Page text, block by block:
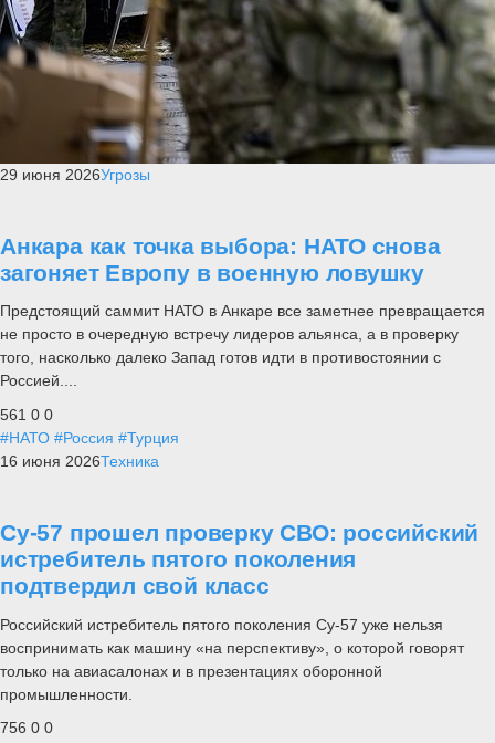
29 июня 2026Угрозы
Анкара как точка выбора: НАТО снова
загоняет Европу в военную ловушку
Предстоящий саммит НАТО в Анкаре все заметнее превращается
не просто в очередную встречу лидеров альянса, а в проверку
того, насколько далеко Запад готов идти в противостоянии с
Россией....
561 0 0
#НАТО #Россия #Турция
16 июня 2026Техника
Су-57 прошел проверку СВО: российский
истребитель пятого поколения
подтвердил свой класс
Российский истребитель пятого поколения Су-57 уже нельзя
воспринимать как машину «на перспективу», о которой говорят
только на авиасалонах и в презентациях оборонной
промышленности.
756 0 0